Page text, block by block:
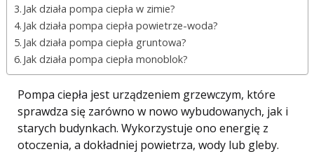
Jak działa pompa ciepła w zimie?
Jak działa pompa ciepła powietrze-woda?
Jak działa pompa ciepła gruntowa?
Jak działa pompa ciepła monoblok?
Pompa ciepła jest urządzeniem grzewczym, które
sprawdza się zarówno w nowo wybudowanych, jak i
starych budynkach. Wykorzystuje ono energię z
otoczenia, a dokładniej powietrza, wody lub gleby.